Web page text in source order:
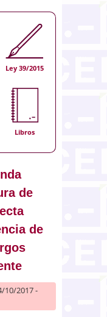
Ley 39/2015
Libros
de
de
10/2017 -